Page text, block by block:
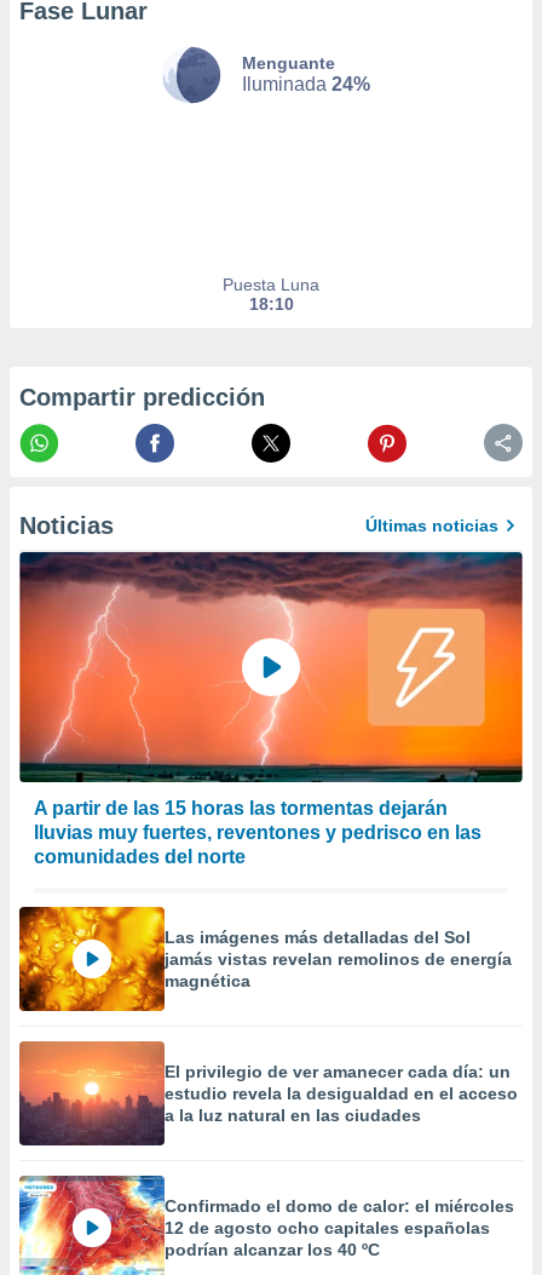
momento
datos
perfiles
utilizar
crear un
contenido
medir el
el
del
de
o a través
de
de
uso de
con el
e
mediante
publicidad
Fase Lunar
Menguante
Iluminada 24%
Puesta Luna
18:10
Compartir predicción
Noticias Últimas noticias
A partir de las 15 horas las tormentas dejarán
lluvias muy fuertes, reventones y pedrisco en las
comunidades del norte
Las imágenes más detalladas del Sol
jamás vistas revelan remolinos de energía
magnética
El privilegio de ver amanecer cada día: un
estudio revela la desigualdad en el acceso
a la luz natural en las ciudades
Confirmado el domo de calor: el miércoles
12 de agosto ocho capitales españolas
podrían alcanzar los 40 ºC